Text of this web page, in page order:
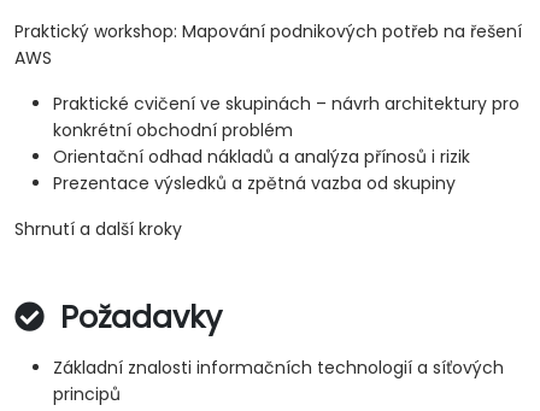
Praktický workshop: Mapování podnikových potřeb na řešení
AWS
Praktické cvičení ve skupinách – návrh architektury pro
konkrétní obchodní problém
Orientační odhad nákladů a analýza přínosů i rizik
Prezentace výsledků a zpětná vazba od skupiny
Shrnutí a další kroky
Požadavky
Základní znalosti informačních technologií a síťových
principů